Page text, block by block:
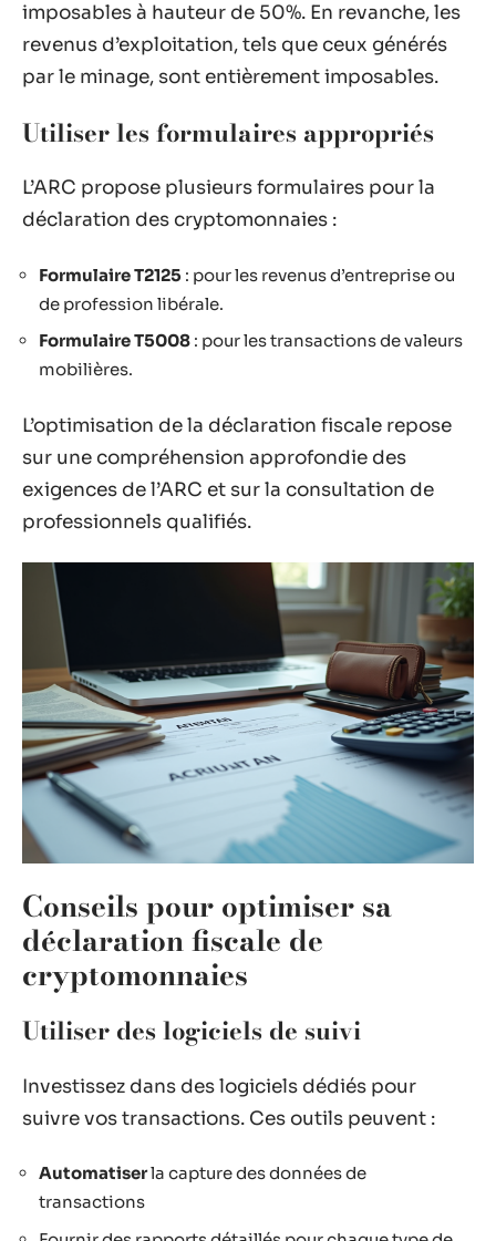
imposables à hauteur de 50%. En revanche, les
revenus d’exploitation, tels que ceux générés
par le minage, sont entièrement imposables.
Utiliser les formulaires appropriés
L’ARC propose plusieurs formulaires pour la
déclaration des cryptomonnaies :
Formulaire T2125 : pour les revenus d’entreprise ou
de profession libérale.
Formulaire T5008 : pour les transactions de valeurs
mobilières.
L’optimisation de la déclaration fiscale repose
sur une compréhension approfondie des
exigences de l’ARC et sur la consultation de
professionnels qualifiés.
Conseils pour optimiser sa
déclaration fiscale de
cryptomonnaies
Utiliser des logiciels de suivi
Investissez dans des logiciels dédiés pour
suivre vos transactions. Ces outils peuvent :
Automatiserla capture des données de
transactions